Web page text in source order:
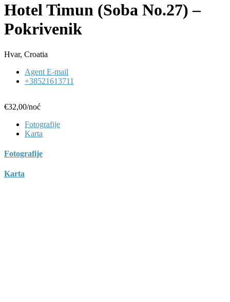
Hotel Timun (Soba No.27) –
Pokrivenik
Hvar, Croatia
Agent E-mail
+38521613711
€32,00/noć
Fotografije
Karta
Fotografije
Karta